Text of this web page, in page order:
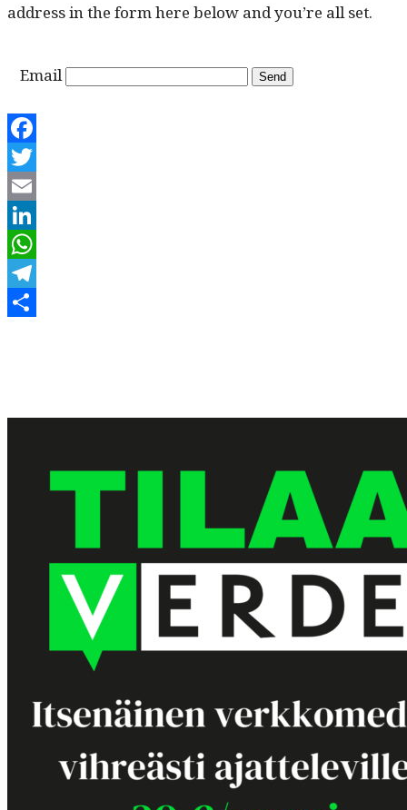
address in the form here below and you’re all set.
Email
Facebook
Twitter
Email
LinkedIn
WhatsApp
Telegram